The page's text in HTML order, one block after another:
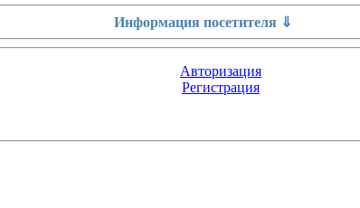
Информация посетителя ⇓
Авторизация
Регистрация